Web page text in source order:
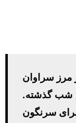
مرز سراوان
شب گذشته.
سرنگون